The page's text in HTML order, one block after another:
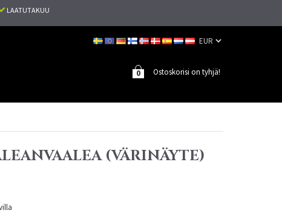
LAATUTAKUU
Ostoskorisi on tyhjä!
0
(VÄRINÄYTE)